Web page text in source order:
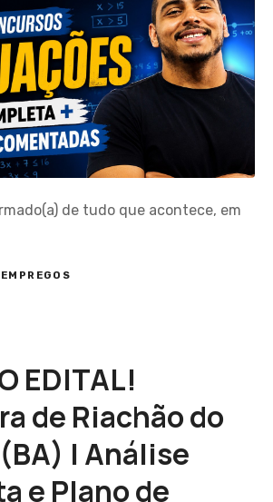
de tudo que acontece, em
EDITAL!
de Riachão do
| Análise
e Plano de